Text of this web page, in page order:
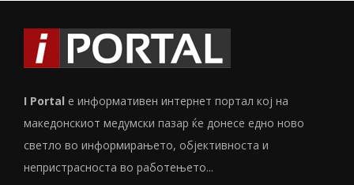
I Portal е информативен интернет портал кој на
македонскиот медумски пазар ќе донесе едно ново
светло во информирањето, објективноста и
непристрасноста во работењето...